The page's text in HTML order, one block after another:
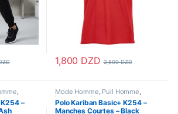
variations. Les options peuvent être
1,800 DZD 2,500DZD
Ce produit a plusieurs
,
–
Mode Homme, Pull Homme,
Vetements Homme
Polo Kariban Basic+ K254 –
Manches Courtes – Black